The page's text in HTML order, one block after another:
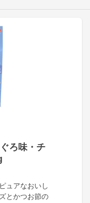
ろ味・チ
ュアなおいし
とかつお節の